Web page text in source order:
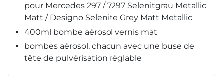
pour Mercedes 297 / 7297 Selenitgrau Metallic
Matt / Designo Selenite Grey Matt Metallic
400ml bombe aérosol vernis mat
bombes aérosol, chacun avec une buse de
tête de pulvérisation réglable